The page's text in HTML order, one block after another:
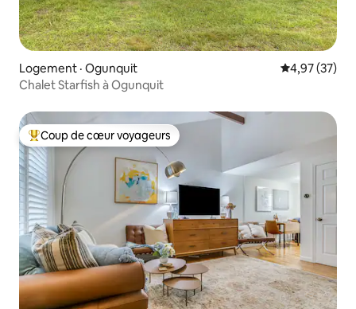
Logement · Ogunquit Note
4,97 (37)
Chalet Starfish à Ogunquit
Coup de cœur voyageurs parmi les plus aimés
Coup de cœur voyageurs